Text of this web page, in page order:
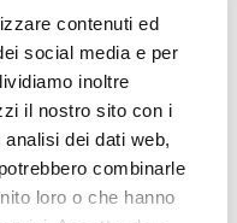
contenuti ed
social media e per
inoltre
il nostro sito con i
dei dati web,
combinarle
loro o che hanno
ai farmaci più
(più datati)
capacità di
irritazione